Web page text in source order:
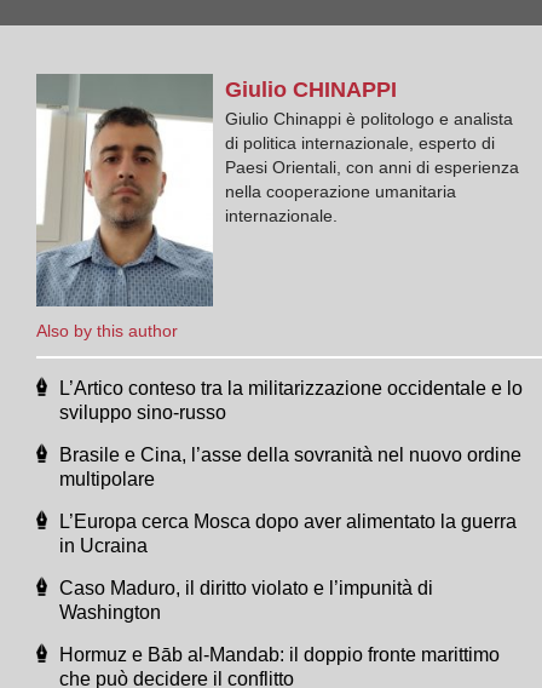
Also by this author
GiulioCHINAPPI
Giulio Chinappi è politologo e analista
di politica internazionale, esperto di
Paesi Orientali, con anni di esperienza
nella cooperazione umanitaria
internazionale.
L’Artico conteso tra la militarizzazione occidentale e lo
sviluppo sino-russo
Brasile e Cina, l’asse della sovranità nel nuovo ordine
multipolare
L’Europa cerca Mosca dopo aver alimentato la guerra
in Ucraina
Caso Maduro, il diritto violato e l’impunità di
Washington
Hormuz e Bāb al-Mandab: il doppio fronte marittimo
che può decidere il conflitto